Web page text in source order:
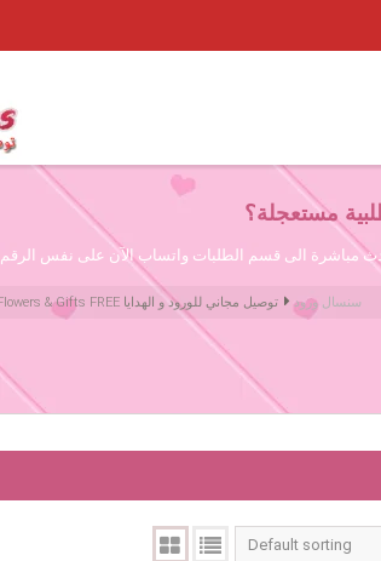
مستعجلة؟
مباشرة الى قسم الطلبات واتساب الآن على نفس الرقم
Amman Jordan Flowers ورود عمّان الأردن | We deliver Flowers & Gifts FREE توصيل مجاني للورود و الهدايا سنسال ورود